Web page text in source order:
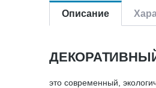
Описание
это современный,